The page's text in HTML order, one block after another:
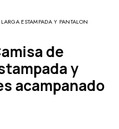
ESTAMPADA Y PANTALON
y
acampanado